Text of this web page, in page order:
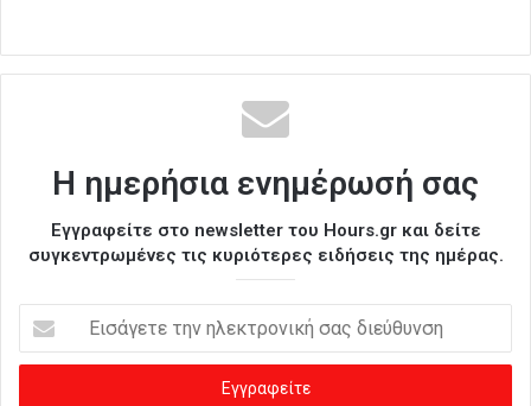
Η ημερήσια ενημέρωσή σας
Εγγραφείτε στο newsletter του Hours.gr και δείτε
συγκεντρωμένες τις κυριότερες ειδήσεις της ημέρας.
σ